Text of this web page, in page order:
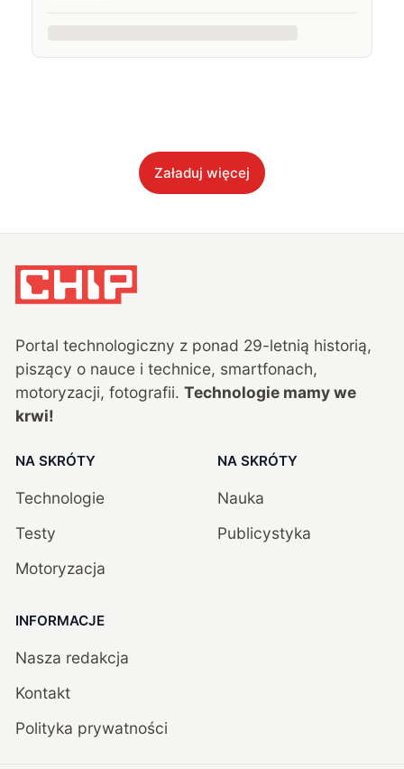
Załaduj więcej
Portal technologiczny z ponad 29-letnią historią,
piszący o nauce i technice, smartfonach,
motoryzacji, fotografii. Technologie mamy we
krwi!
NA SKRÓTY
Technologie
Testy
Motoryzacja
NA SKRÓTY
Nauka
Publicystyka
INFORMACJE
Nasza redakcja
Kontakt
Polityka prywatności